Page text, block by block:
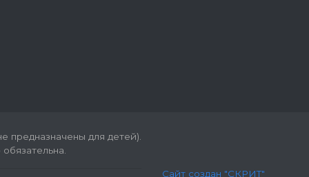
предназначены для детей).
Сайт создан "СКРИТ"